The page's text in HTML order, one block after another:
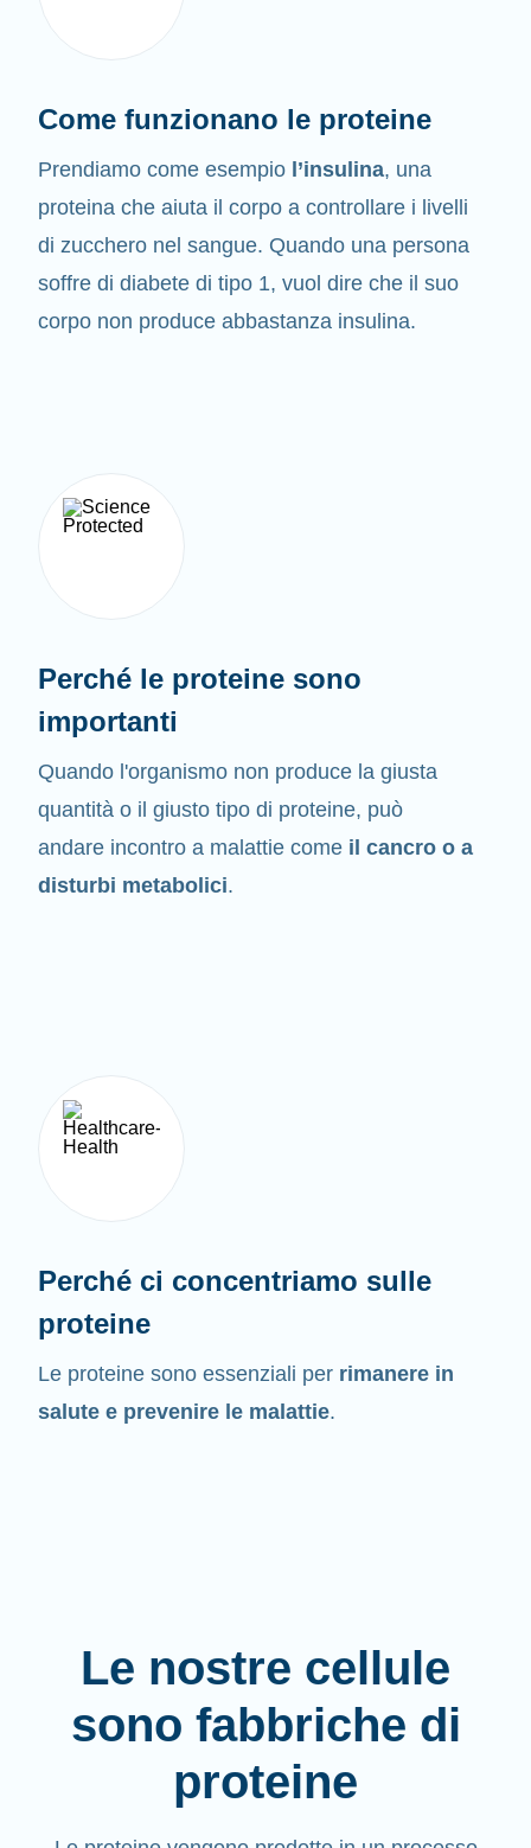
Come funzionano le proteine
Prendiamo come esempio l’insulina, una
proteina che aiuta il corpo a controllare i livelli
di zucchero nel sangue. Quando una persona
soffre di diabete di tipo 1, vuol dire che il suo
corpo non produce abbastanza insulina.
Perché le proteine sono
importanti
Quando l'organismo non produce la giusta
quantità o il giusto tipo di proteine, può
andare incontro a malattie come il cancro o a
disturbi metabolici.
Perché ci concentriamo sulle
proteine
Le proteine sono essenziali per rimanere in
salute e prevenire le malattie.
Le nostre cellule
sono fabbriche di
proteine